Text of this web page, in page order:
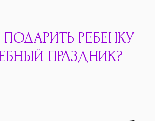
РЕБЕНКУ
ПРАЗДНИК?